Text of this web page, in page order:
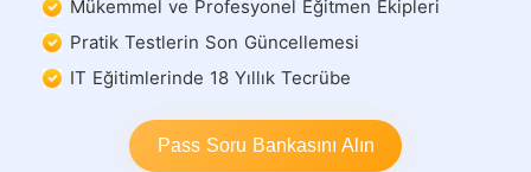
Mükemmel ve Profesyonel Eğitmen Ekipleri
Pratik Testlerin Son Güncellemesi
IT Eğitimlerinde 18 Yıllık Tecrübe
Pass Soru Bankasını Alın